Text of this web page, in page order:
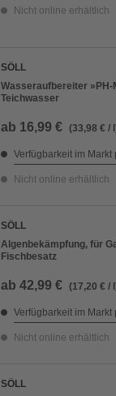
Nicht online erhältlich
SÖLL
Wasseraufbereiter »PH-
Teichwasser
ab 16,99 € (33,98 € /
Verfügbarkeit im Markt
Nicht online erhältlich
SÖLL
Algenbekämpfung, für
Fischbesatz
ab 42,99 € (17,20 € /
Verfügbarkeit im Markt
Nicht online erhältlich
SÖLL